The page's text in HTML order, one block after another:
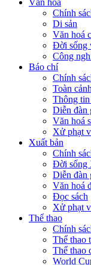
Văn hóa
Chính
Di sản
Văn hoá
Đời sống
Công
Báo chí
Chính
Toàn
Thông
Diễn đàn
Văn hoá
Xử phạt
Xuất bản
Chính
Đời sống
Diễn đàn
Văn hoá
Đọc sách
Xử phạt
Thể thao
Chính
Thể thao
Thể thao
World